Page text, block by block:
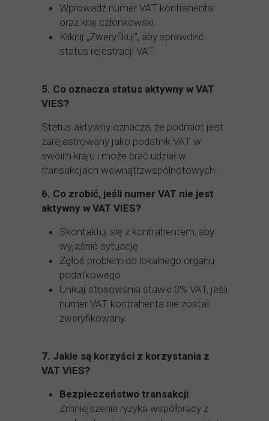
Wprowadź numer VAT kontrahenta
oraz kraj członkowski.
Kliknij „Zweryfikuj”, aby sprawdzić
status rejestracji VAT.
5. Co oznacza status aktywny w VAT
VIES?
Status aktywny oznacza, że podmiot jest
zarejestrowany jako podatnik VAT w
swoim kraju i może brać udział w
transakcjach wewnątrzwspólnotowych.
6. Co zrobić, jeśli numer VAT nie jest
aktywny w VAT VIES?
Skontaktuj się z kontrahentem, aby
wyjaśnić sytuację.
Zgłoś problem do lokalnego organu
podatkowego.
Unikaj stosowania stawki 0% VAT, jeśli
numer VAT kontrahenta nie został
zweryfikowany.
7. Jakie są korzyści z korzystania z
VAT VIES?
Bezpieczeństwo transakcji:
Zmniejszenie ryzyka współpracy z